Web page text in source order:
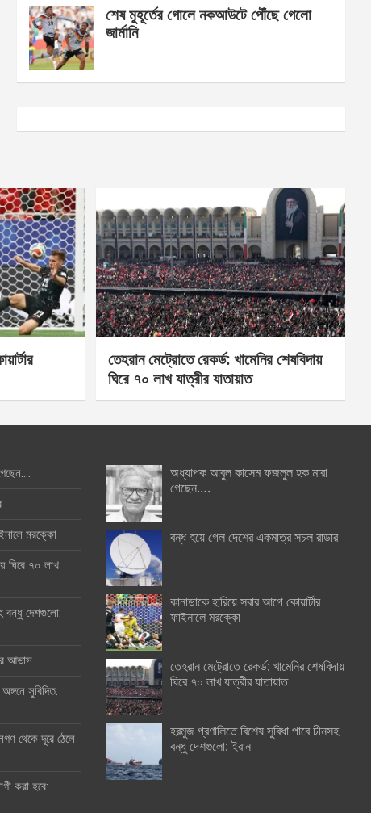
শেষ মুহূর্তের গোলে নকআউটে পৌঁছে গেলো
জার্মানি
তেহরান মেট্রোতে রেকর্ড: খামেনির শেষবিদায়
ঘিরে ৭০ লাখ যাত্রীর যাতায়াত
মরক্কো
ঘিরে ৭০ লাখ
বন্ধু দেশগুলো:
আভাস
সুবিদিত:
থেকে দূরে ঠেলে
করা হবে:
অধ্যাপক আবুল কাসেম ফজলুল হক মারা
গেছেন….
বন্ধ হয়ে গেল দেশের একমাত্র সচল রাডার
কানাডাকে হারিয়ে সবার আগে কোয়ার্টার
ফাইনালে মরক্কো
তেহরান মেট্রোতে রেকর্ড: খামেনির শেষবিদায়
ঘিরে ৭০ লাখ যাত্রীর যাতায়াত
হরমুজ প্রণালিতে বিশেষ সুবিধা পাবে চীনসহ
বন্ধু দেশগুলো: ইরান